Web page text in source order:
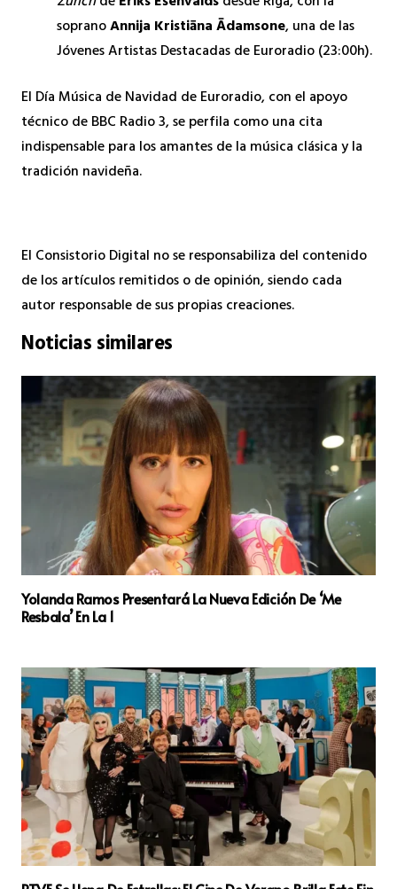
sopranoAnnija Kristiāna Ādamsone, una de las
Jóvenes Artistas Destacadas de Euroradio (23:00h).
El Día Música de Navidad de Euroradio, con el apoyo
técnico de BBC Radio 3, se perfila como una cita
indispensable para los amantes de la música clásica y la
tradición navideña.
El Consistorio Digital no se responsabiliza del contenido
de los artículos remitidos o de opinión, siendo cada
autor responsable de sus propias creaciones.
Noticias similares
Yolanda Ramos Presentará La Nueva Edición De ‘Me
Resbala’ En La 1